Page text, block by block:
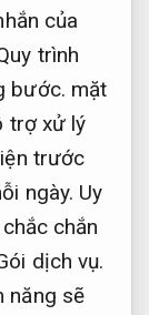
của
trình
bước. mặt
trợ xử lý
trước
ngày. Uy
chắn
dịch vụ.
năng sẽ